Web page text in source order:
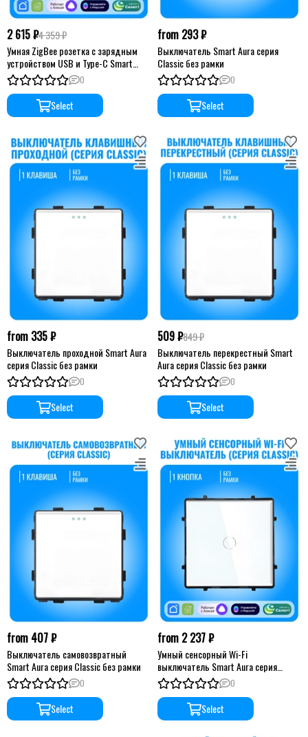
2 615 ₽4 359 ₽
Умная ZigBee розетка с зарядным
устройством USB и Type-C Smart
Aura серия Classic без рамки
0
Select
from 293 ₽
Выключатель Smart Aura серия
Classic без рамки
0
Select
from 335 ₽
Выключатель проходной Smart Aura
серия Classic без рамки
0
Select
509 ₽849 ₽
Выключатель перекрестный Smart
Aura серия Classic без рамки
0
Select
from 407 ₽
Выключатель самовозвратный
Smart Aura серия Classic без рамки
0
Select
from 2 237 ₽
Умный сенсорный Wi-Fi
выключатель Smart Aura серия
Classic без рамки 0
Select